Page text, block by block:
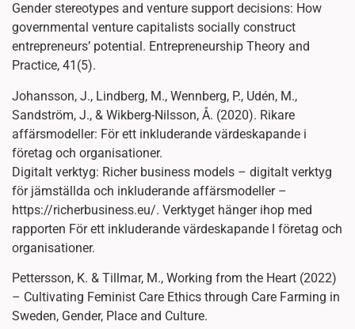
Gender stereotypes and venture support decisions: How
governmental venture capitalists socially construct
entrepreneurs’ potential. Entrepreneurship Theory and
Practice, 41(5).
Johansson, J., Lindberg, M., Wennberg, P., Udén, M.,
Sandström, J., & Wikberg-Nilsson, Å. (2020). Rikare
affärsmodeller: För ett inkluderande värdeskapande i
företag och organisationer.
Digitalt verktyg: Richer business models – digitalt verktyg
för jämställda och inkluderande affärsmodeller –
https://richerbusiness.eu/. Verktyget hänger ihop med
rapporten För ett inkluderande värdeskapande I företag och
organisationer.
Pettersson, K. & Tillmar, M., Working from the Heart (2022)
– Cultivating Feminist Care Ethics through Care Farming in
Sweden, Gender, Place and Culture.